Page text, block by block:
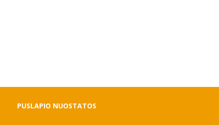
PUSLAPIO NUOSTATOS